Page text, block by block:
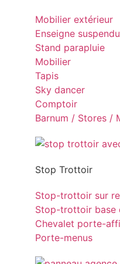
Mobilier extérieur
Enseigne
Stand parapluie
Mobilier
Tapis
Sky dancer
Comptoir
Barnum / Stores /
Stop Trottoir
Stop-trottoir sur
Stop-trottoir base
Chevalet porte-
Porte-menus